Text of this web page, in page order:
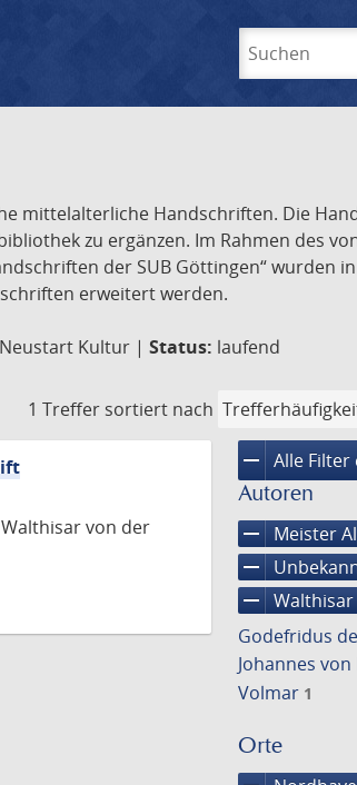
mittelalterliche Handschriften. Die
zu ergänzen. Im Rahmen des
der SUB Göttingen“ wurden
erweitert werden.
Kultur | Status: laufend
1 Treffer sortiert nach
remove Alle
Autoren
remove Meister
remove
remove
Godefridus
Johannes von
Volmar 1
Orte
von der